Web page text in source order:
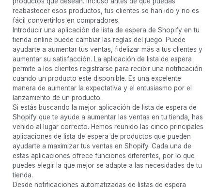
reabastecer esos productos, tus clientes se han ido y no es
fácil convertirlos en compradores.
Introducir una aplicación de lista de espera de Shopify en tu
tienda online puede cambiar las reglas del juego. Puede
ayudarte a aumentar tus ventas, fidelizar más a tus clientes y
aumentar su satisfacción. La aplicación de lista de espera
permite a los clientes registrarse para recibir una notificación
cuando un producto esté disponible. Es una excelente
manera de aumentar la expectativa y el entusiasmo por el
lanzamiento de un producto.
Si estás buscando la mejor aplicación de lista de espera de
Shopify que te ayude a aumentar las ventas en tu tienda, has
venido al lugar correcto. Hemos reunido las cinco principales
aplicaciones de lista de espera de productos que pueden
ayudarte a maximizar tus ventas en Shopify. Cada una de
estas aplicaciones ofrece funciones diferentes, por lo que
puedes elegir la que mejor se adapte a las necesidades de tu
tienda.
Desde notificaciones automatizadas de listas de espera